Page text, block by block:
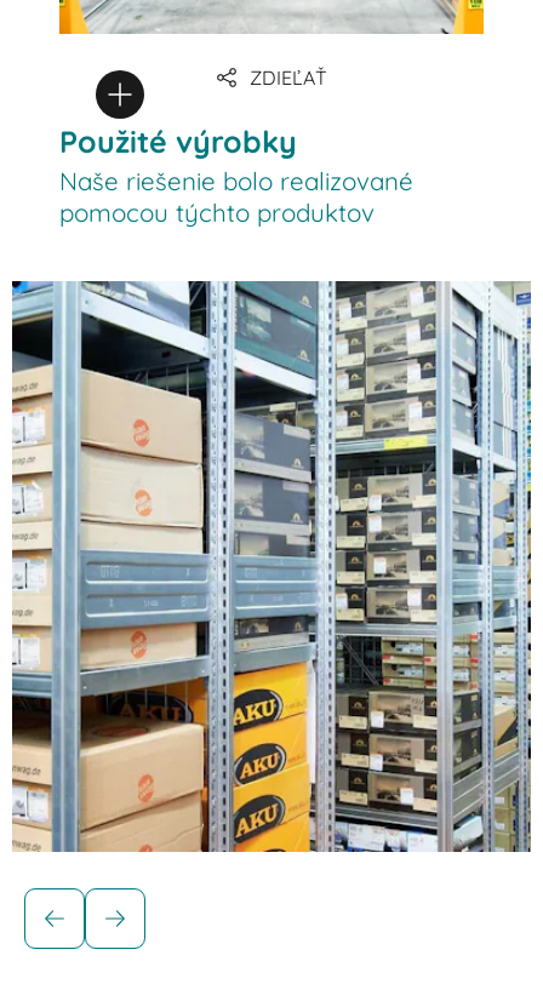
ZDIEĽAŤ
Použité výrobky
Naše riešenie bolo realizované
pomocou týchto produktov
Regály na skladovanie kusového tovaru